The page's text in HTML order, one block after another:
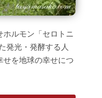
ルモン「セロトニ
発光・発酵する人
せを地球の幸せにつ